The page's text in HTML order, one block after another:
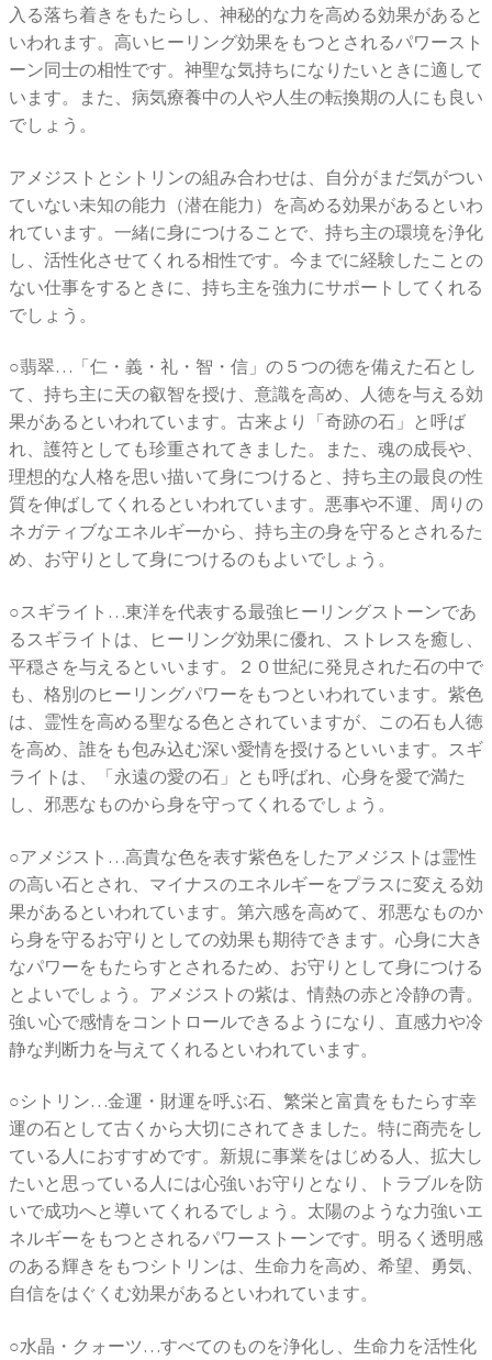
入る落ち着きをもたらし、神秘的な力を高める効果があると
いわれます。高いヒーリング効果をもつとされるパワースト
ーン同士の相性です。神聖な気持ちになりたいときに適して
います。また、病気療養中の人や人生の転換期の人にも良い
でしょう。
アメジストとシトリンの組み合わせは、自分がまだ気がつい
ていない未知の能力（潜在能力）を高める効果があるといわ
れています。一緒に身につけることで、持ち主の環境を浄化
し、活性化させてくれる相性です。今までに経験したことの
ない仕事をするときに、持ち主を強力にサポートしてくれる
でしょう。
○翡翠…「仁・義・礼・智・信」の５つの徳を備えた石とし
て、持ち主に天の叡智を授け、意識を高め、人徳を与える効
果があるといわれています。古来より「奇跡の石」と呼ば
れ、護符としても珍重されてきました。また、魂の成長や、
理想的な人格を思い描いて身につけると、持ち主の最良の性
質を伸ばしてくれるといわれています。悪事や不運、周りの
ネガティブなエネルギーから、持ち主の身を守るとされるた
め、お守りとして身につけるのもよいでしょう。
○スギライト…東洋を代表する最強ヒーリングストーンであ
るスギライトは、ヒーリング効果に優れ、ストレスを癒し、
平穏さを与えるといいます。２０世紀に発見された石の中で
も、格別のヒーリングパワーをもつといわれています。紫色
は、霊性を高める聖なる色とされていますが、この石も人徳
を高め、誰をも包み込む深い愛情を授けるといいます。スギ
ライトは、「永遠の愛の石」とも呼ばれ、心身を愛で満た
し、邪悪なものから身を守ってくれるでしょう。
○アメジスト…高貴な色を表す紫色をしたアメジストは霊性
の高い石とされ、マイナスのエネルギーをプラスに変える効
果があるといわれています。第六感を高めて、邪悪なものか
ら身を守るお守りとしての効果も期待できます。心身に大き
なパワーをもたらすとされるため、お守りとして身につける
とよいでしょう。アメジストの紫は、情熱の赤と冷静の青。
強い心で感情をコントロールできるようになり、直感力や冷
静な判断力を与えてくれるといわれています。
○シトリン…金運・財運を呼ぶ石、繁栄と富貴をもたらす幸
運の石として古くから大切にされてきました。特に商売をし
ている人におすすめです。新規に事業をはじめる人、拡大し
たいと思っている人には心強いお守りとなり、トラブルを防
いで成功へと導いてくれるでしょう。太陽のような力強いエ
ネルギーをもつとされるパワーストーンです。明るく透明感
のある輝きをもつシトリンは、生命力を高め、希望、勇気、
自信をはぐくむ効果があるといわれています。
○水晶・クォーツ…すべてのものを浄化し、生命力を活性化